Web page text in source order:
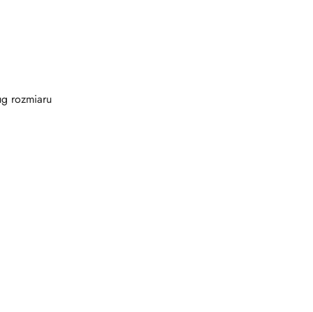
rozmiaru